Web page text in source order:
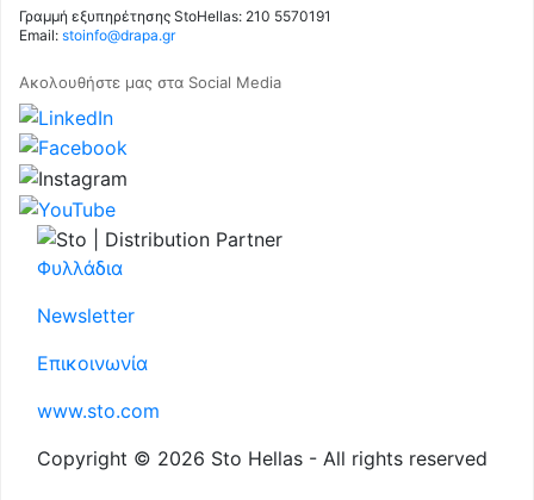
Γραμμή εξυπηρέτησης StoHellas: 210 5570191
Email: stoinfo@drapa.gr
Ακολουθήστε μας στα Social Media
Φυλλάδια
Newsletter
Επικοινωνία
www.sto.com
Copyright © 2026 Sto Hellas - All rights reserved